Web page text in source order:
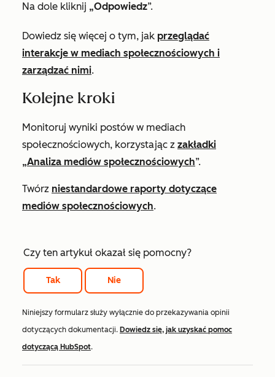
Na dole kliknij „Odpowiedz”.
Dowiedz się więcej o tym, jak przeglądać
interakcje w mediach społecznościowych i
zarządzać nimi.
Kolejne kroki
Monitoruj wyniki postów w mediach
społecznościowych, korzystając z zakładki
„Analiza mediów społecznościowych”.
Twórz niestandardowe raporty dotyczące
mediów społecznościowych.
Czy ten artykuł okazał się pomocny?
Tak Nie
Niniejszy formularz służy wyłącznie do przekazywania opinii
dotyczących dokumentacji. Dowiedz się, jak uzyskać pomoc
dotyczącą HubSpot.